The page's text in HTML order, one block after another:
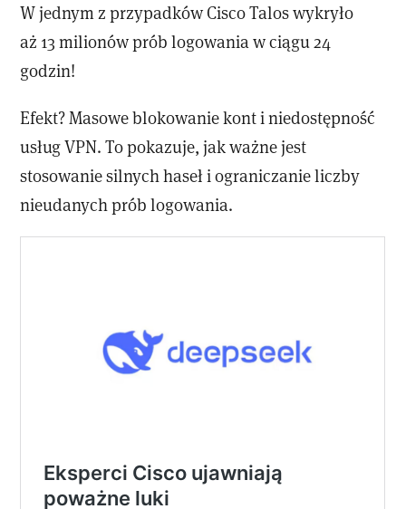
W jednym z przypadków Cisco Talos wykryło
aż 13 milionów prób logowania w ciągu 24
godzin!
Efekt? Masowe blokowanie kont i niedostępność
usług VPN. To pokazuje, jak ważne jest
stosowanie silnych haseł i ograniczanie liczby
nieudanych prób logowania.